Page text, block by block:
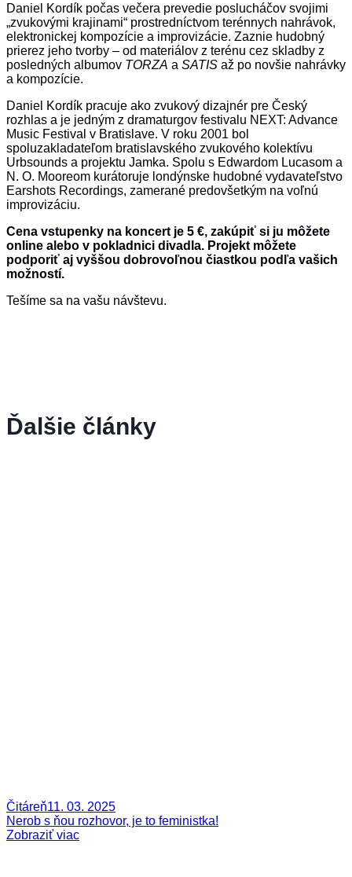
Daniel Kordík počas večera prevedie poslucháčov svojimi
„zvukovými krajinami“ prostredníctvom terénnych nahrávok,
elektronickej kompozície a improvizácie. Zaznie hudobný
prierez jeho tvorby – od materiálov z terénu cez skladby z
posledných albumov TORZA a SATIS až po novšie nahrávky
a kompozície.
Daniel Kordík pracuje ako zvukový dizajnér pre Český
rozhlas a je jedným z dramaturgov festivalu NEXT: Advance
Music Festival v Bratislave. V roku 2001 bol
spoluzakladateľom bratislavského zvukového kolektívu
Urbsounds a projektu Jamka. Spolu s Edwardom Lucasom a
N. O. Mooreom kurátoruje londýnske hudobné vydavateľstvo
Earshots Recordings, zamerané predovšetkým na voľnú
improvizáciu.
Cena vstupenky na koncert je 5 €, zakúpiť si ju môžete
online alebo v pokladnici divadla. Projekt môžete
podporiť aj vyššou dobrovoľnou čiastkou podľa vašich
možností.
Tešíme sa na vašu návštevu.
Ďalšie články
Čitáreň11. 03. 2025
Nerob s ňou rozhovor, je to feministka!
Zobraziť viac